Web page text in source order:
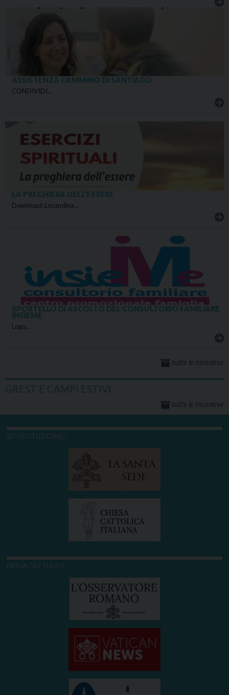
ASSISTENZA CAMMINO DI SANTIAGO
CONDIVIDI…
LA PREGHIERA DELL’ESSERE
Download: Locandina…
SPORTELLO DI ASCOLTO DEL CONSULTORIO FAMILIARE
INSIEME
Logo…
tutte le iniziative
GREST E CAMPI ESTIVI
tutte le iniziative
SITI ISTITUZIONALI
MEDIA CATTOLICI